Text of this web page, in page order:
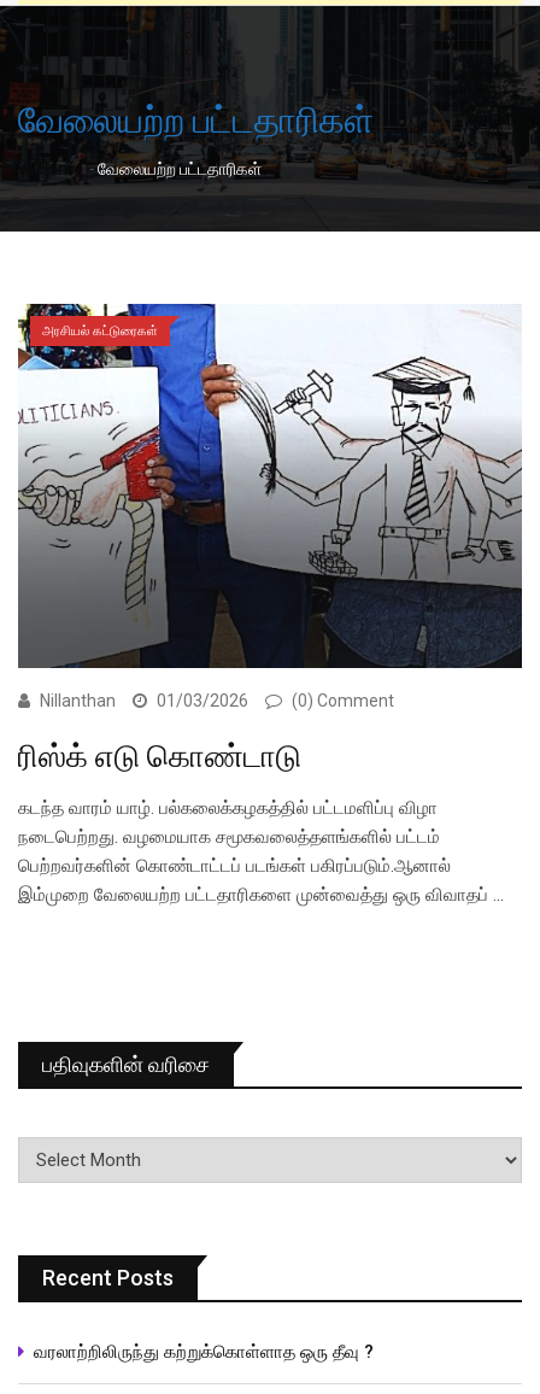
வேலையற்ற பட்டதாரிகள்
Home-வேலையற்ற பட்டதாரிகள்
அரசியல் கட்டுரைகள்
Nillanthan 01/03/2026 (0) Comment
ரிஸ்க் எடு கொண்டாடு
கடந்த வாரம் யாழ். பல்கலைக்கழகத்தில் பட்டமளிப்பு விழா
நடைபெற்றது. வழமையாக சமூகவலைத்தளங்களில் பட்டம்
பெற்றவர்களின் கொண்டாட்டப் படங்கள் பகிரப்படும்.ஆனால்
இம்முறை வேலையற்ற பட்டதாரிகளை முன்வைத்து ஒரு விவாதப் …
பதிவுகளின் வரிசை
பதிவுகளின்
வரிசை
Recent Posts
வரலாற்றிலிருந்து கற்றுக்கொள்ளாத ஒரு தீவு ?